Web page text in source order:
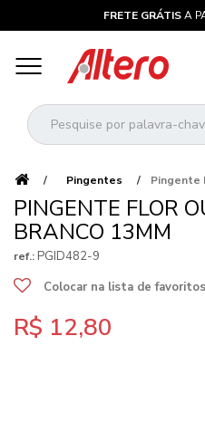
FRETE GRÁTISA
Pingentes Pingente
PINGENTE FLOR
BRANCO 13MM
ref.: PGID482-9
Colocar na lista de favoritos
R$ 12,80